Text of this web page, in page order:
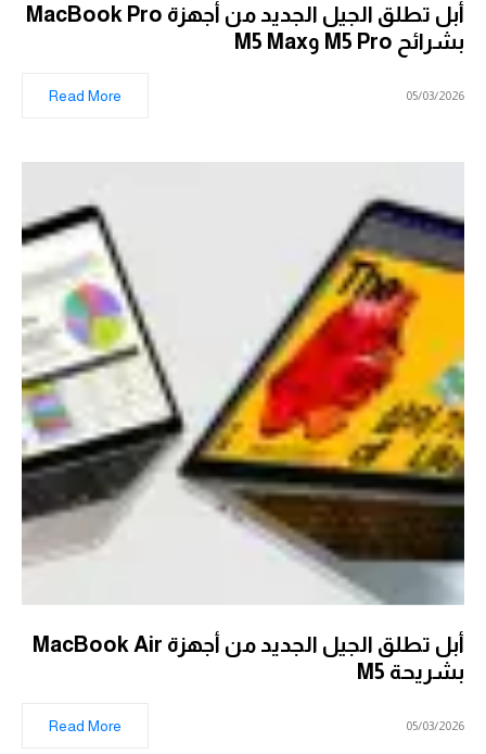
أبل تطلق الجيل الجديد من أجهزة MacBook Pro
بشرائح M5 Pro وM5 Max
05/03/2026
Read More
أبل تطلق الجيل الجديد من أجهزة MacBook Air
بشريحة M5
05/03/2026
Read More